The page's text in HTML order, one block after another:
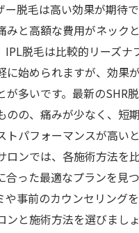
ー脱毛は高い効果が期待
みと高額な費用がネック
IPL脱毛は比較的リーズナ
に始められますが、効果
が多いです。最新のSHR
のの、痛みが少なく、短
パフォーマンスが高いと
ロンでは、各施術方法を
合った最適なプランを見
事前のカウンセリングを
ンと施術方法を選びましょ